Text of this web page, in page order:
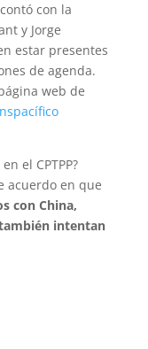
con la
y Jorge
estar presentes
de agenda.
web de
el CPTPP?
acuerdo en que
con China,
intentan